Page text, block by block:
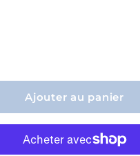
Ajouter au panier